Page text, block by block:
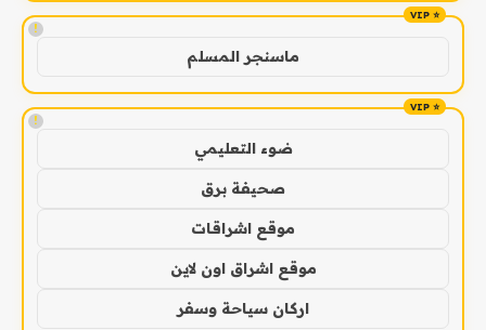
!
ماسنجر المسلم
!
ضوء التعليمي
صحيفة برق
موقع اشراقات
موقع اشراق اون لاين
اركان سياحة وسفر